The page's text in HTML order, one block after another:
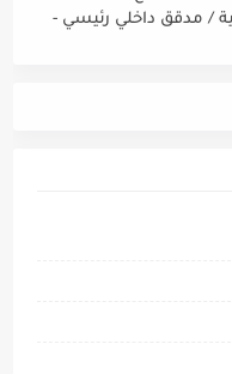
/ مدقق داخلي رئيسي -